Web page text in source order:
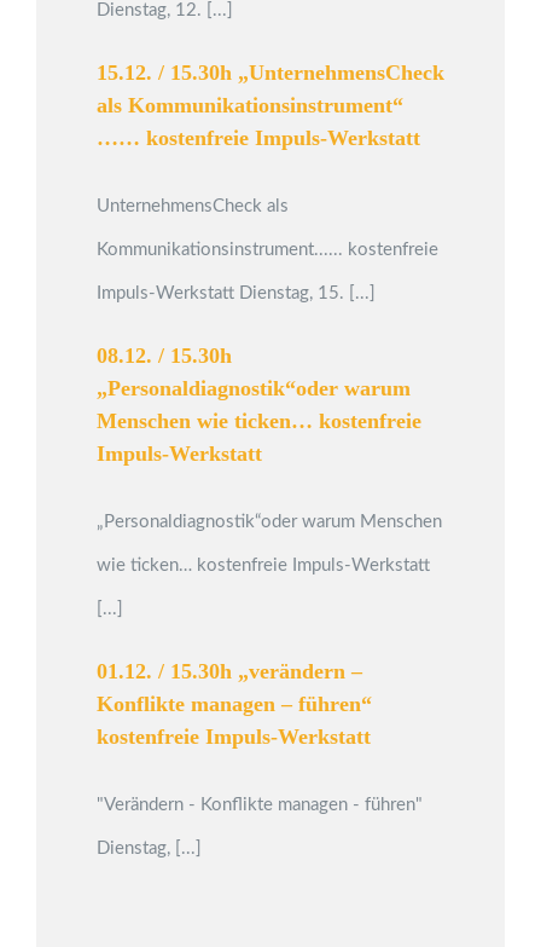
Dienstag, 12. [...]
15.12. / 15.30h „UnternehmensCheck
als Kommunikationsinstrument“
…… kostenfreie Impuls-Werkstatt
UnternehmensCheck als
Kommunikationsinstrument...... kostenfreie
Impuls-Werkstatt Dienstag, 15. [...]
08.12. / 15.30h
„Personaldiagnostik“oder warum
Menschen wie ticken… kostenfreie
Impuls-Werkstatt
„Personaldiagnostik“oder warum Menschen
wie ticken… kostenfreie Impuls-Werkstatt
[...]
01.12. / 15.30h „verändern –
Konflikte managen – führen“
kostenfreie Impuls-Werkstatt
"Verändern - Konflikte managen - führen"
Dienstag, [...]